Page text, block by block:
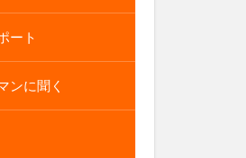
ート
ンに聞く